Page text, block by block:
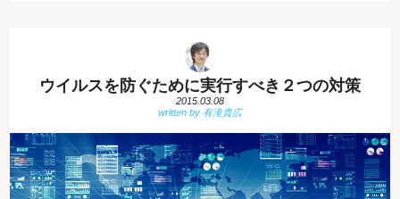
ウイルスを防ぐために実行すべき２つの対策
2015.03.08